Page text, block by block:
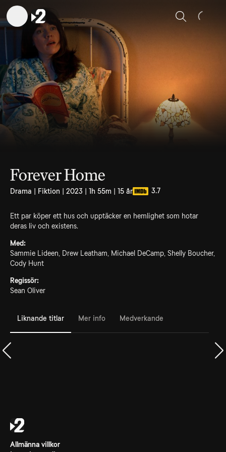
Sök
Forever Home
Drama | Fiktion | 2023 | 1h 55m | 15 år 3.7
Ett par köper ett hus och upptäcker en hemlighet som hotar
deras liv och existens.
Med:
Sammie Lideen, Drew Leatham, Michael DeCamp, Shelly Boucher,
Cody Hunt
Regissör:
Sean Oliver
Liknande titlar Mer info Medverkande
Allmänna villkor